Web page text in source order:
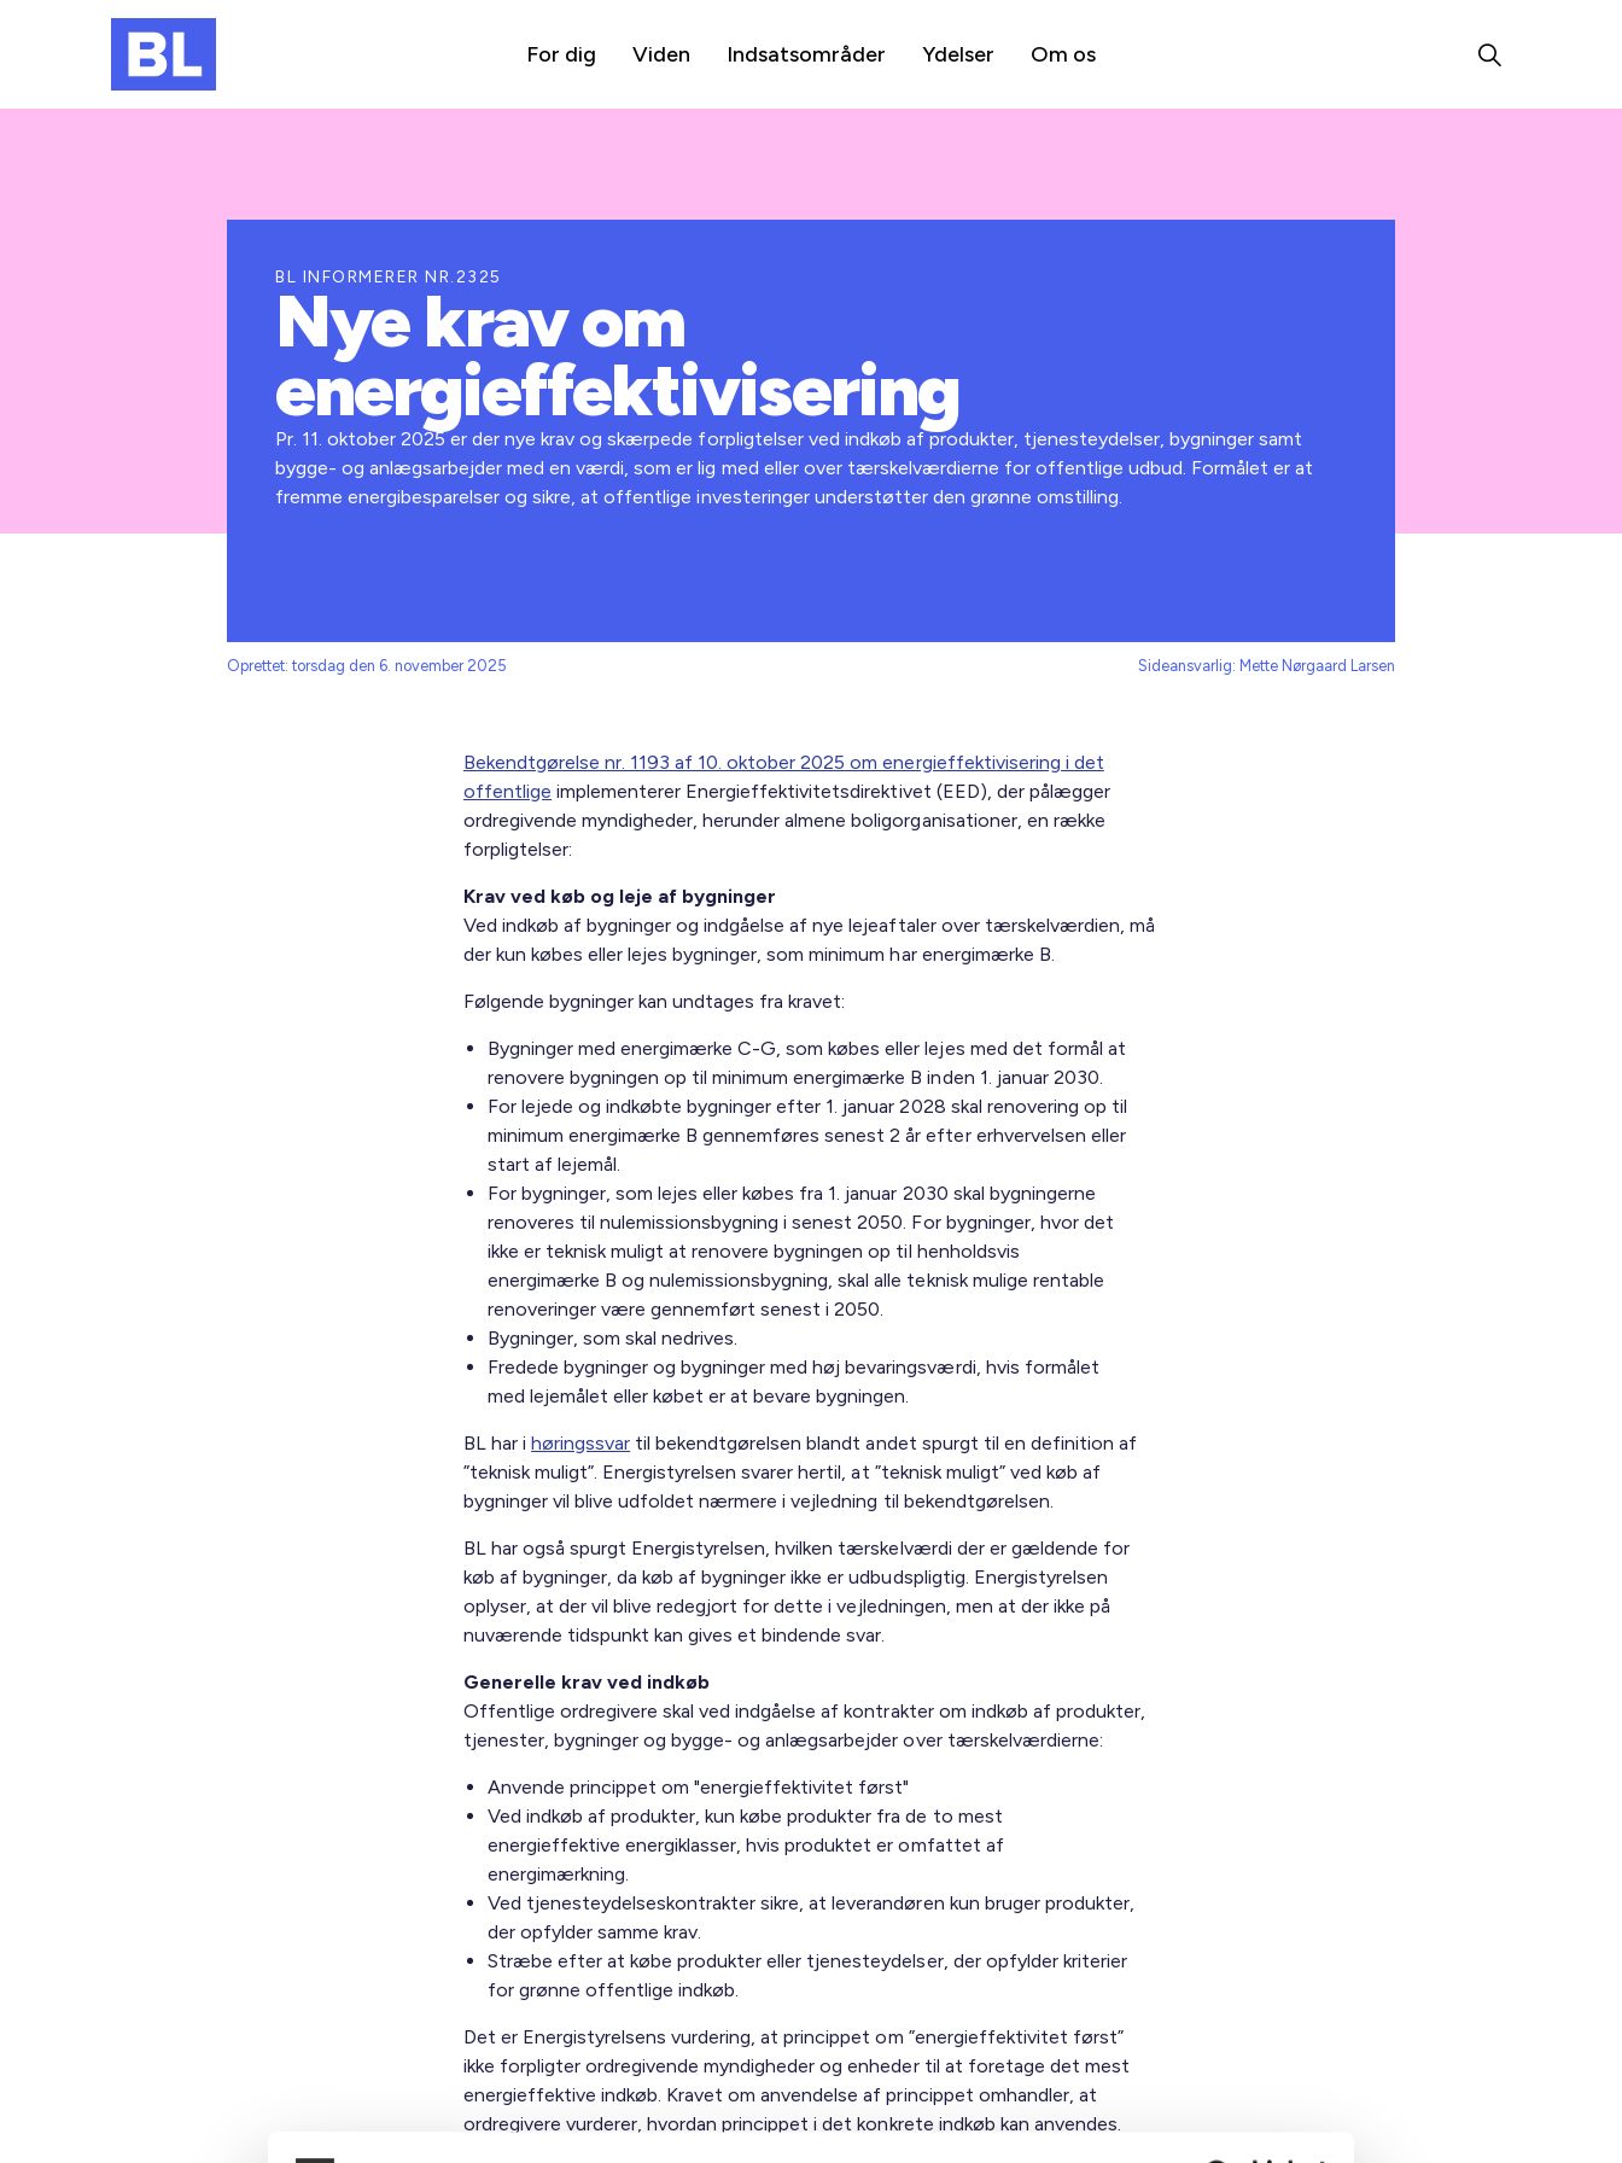
For dig Viden Indsatsområder Ydelser Om os
BL INFORMERER NR.2325
Nye krav om
energieffektivisering
Pr. 11. oktober 2025 er der nye krav og skærpede forpligtelser ved indkøb af produkter, tjenesteydelser, bygninger samt
bygge- og anlægsarbejder med en værdi, som er lig med eller over tærskelværdierne for offentlige udbud. Formålet er at
fremme energibesparelser og sikre, at offentlige investeringer understøtter den grønne omstilling.
Oprettet: torsdag den 6. november 2025 Sideansvarlig: Mette Nørgaard Larsen
Bekendtgørelse nr. 1193 af 10. oktober 2025 om energieffektivisering i det
offentlige implementerer Energieffektivitetsdirektivet (EED), der pålægger
ordregivende myndigheder, herunder almene boligorganisationer, en række
forpligtelser:
Krav ved køb og leje af bygninger
Ved indkøb af bygninger og indgåelse af nye lejeaftaler over tærskelværdien, må
der kun købes eller lejes bygninger, som minimum har energimærke B.
Følgende bygninger kan undtages fra kravet:
Bygninger med energimærke C-G, som købes eller lejes med det formål at
renovere bygningen op til minimum energimærke B inden 1. januar 2030.
For lejede og indkøbte bygninger efter 1. januar 2028 skal renovering op til
minimum energimærke B gennemføres senest 2 år efter erhvervelsen eller
start af lejemål.
For bygninger, som lejes eller købes fra 1. januar 2030 skal bygningerne
renoveres til nulemissionsbygning i senest 2050. For bygninger, hvor det
ikke er teknisk muligt at renovere bygningen op til henholdsvis
energimærke B og nulemissionsbygning, skal alle teknisk mulige rentable
renoveringer være gennemført senest i 2050.
Bygninger, som skal nedrives.
Fredede bygninger og bygninger med høj bevaringsværdi, hvis formålet
med lejemålet eller købet er at bevare bygningen.
BL har ihøringssvar til bekendtgørelsen blandt andet spurgt til en definition af
”teknisk muligt”. Energistyrelsen svarer hertil, at ”teknisk muligt” ved køb af
bygninger vil blive udfoldet nærmere i vejledning til bekendtgørelsen.
BL har også spurgt Energistyrelsen, hvilken tærskelværdi der er gældende for
køb af bygninger, da køb af bygninger ikke er udbudspligtig. Energistyrelsen
oplyser, at der vil blive redegjort for dette i vejledningen, men at der ikke på
nuværende tidspunkt kan gives et bindende svar.
Generelle krav ved indkøb
Offentlige ordregivere skal ved indgåelse af kontrakter om indkøb af produkter,
tjenester, bygninger og bygge- og anlægsarbejder over tærskelværdierne:
Anvende princippet om "energieffektivitet først"
Ved indkøb af produkter, kun købe produkter fra de to mest
energieffektive energiklasser, hvis produktet er omfattet af
energimærkning.
Ved tjenesteydelseskontrakter sikre, at leverandøren kun bruger produkter,
der opfylder samme krav.
Stræbe efter at købe produkter eller tjenesteydelser, der opfylder kriterier
for grønne offentlige indkøb.
Det er Energistyrelsens vurdering, at princippet om ”energieffektivitet først”
ikke forpligter ordregivende myndigheder og enheder til at foretage det mest
energieffektive indkøb. Kravet om anvendelse af princippet omhandler, at
ordregivere vurderer, hvordan princippet i det konkrete indkøb kan anvendes.